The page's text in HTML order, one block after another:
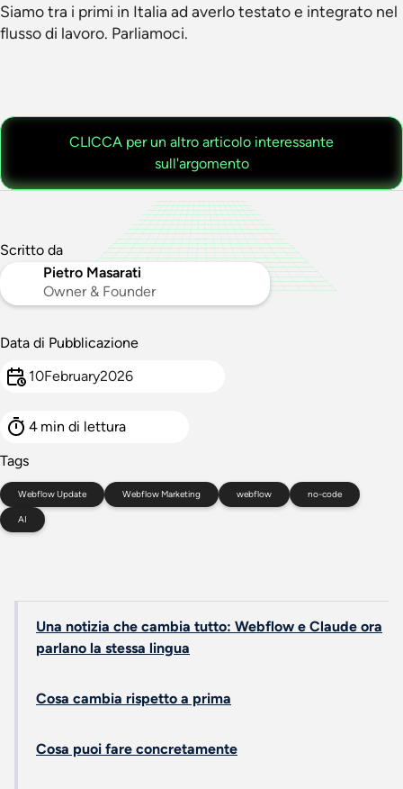
Siamo tra i primi in Italia ad averlo testato e integrato nel
flusso di lavoro. Parliamoci.
CLICCA per un altro articolo interessante
sull'argomento
Scritto da
Pietro Masarati
Owner & Founder
Data di Pubblicazione
10February2026
4 min di lettura
Tags
Webflow Update Webflow Marketing webflow no-code
AI
Una notizia che cambia tutto: Webflow e Claude ora
parlano la stessa lingua
Cosa cambia rispetto a prima
Cosa puoi fare concretamente